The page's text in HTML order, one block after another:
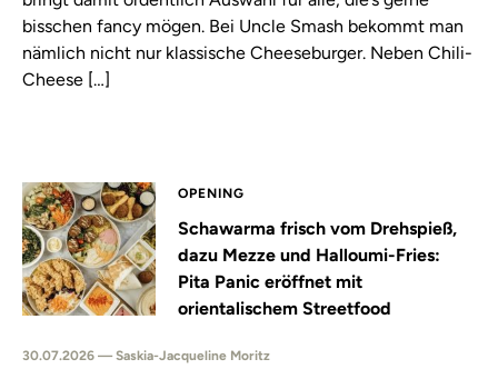
bisschen fancy mögen. Bei Uncle Smash bekommt man
nämlich nicht nur klassische Cheeseburger. Neben Chili-
Cheese […]
OPENING
Schawarma frisch vom Drehspieß,
dazu Mezze und Halloumi-Fries:
Pita Panic eröffnet mit
orientalischem Streetfood
30.07.2026 — Saskia-Jacqueline Moritz